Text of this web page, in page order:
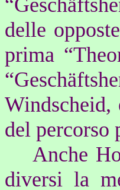
delle
prima
Windscheid,
del percorso
Anche
diversi la